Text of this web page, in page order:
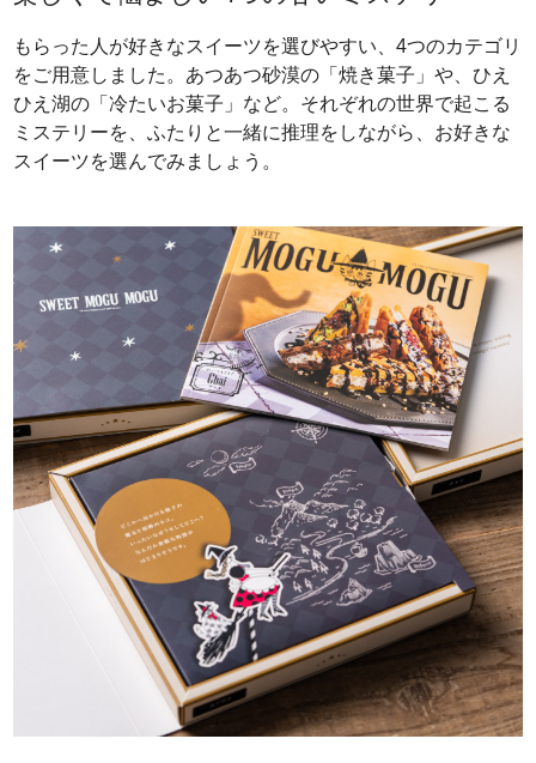
もらった人が好きなスイーツを選びやすい、4つのカテゴリ
をご用意しました。あつあつ砂漠の「焼き菓子」や、ひえ
ひえ湖の「冷たいお菓子」など。それぞれの世界で起こる
ミステリーを、ふたりと一緒に推理をしながら、お好きな
スイーツを選んでみましょう。